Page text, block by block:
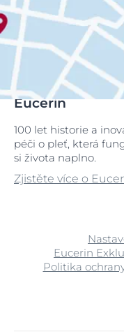
Eucerin
100 let historie a
péči o pleť, která
si života naplno.
Zjistěte více o
Eucerin
Politika